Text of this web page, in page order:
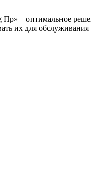
– оптимальное
их для